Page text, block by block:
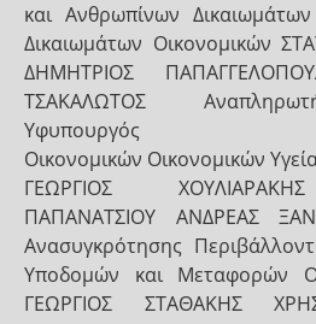
και Ανθρωπίνων
Δικαιωμάτων Οικονομικών
ΔΗΜΗΤΡΙΟΣ
ΤΣΑΚΑΛΩΤΟΣ
Υφυπουργός
Οικονομικών Οικονομικών
ΓΕΩΡΓΙΟΣ
ΠΑΠΑΝΑΤΣΙΟΥ ΑΝΔΡΕΑΣ
Ανασυγκρότησης
Υποδομών και Μεταφορών
ΓΕΩΡΓΙΟΣ ΣΤΑΘΑΚΗΣ